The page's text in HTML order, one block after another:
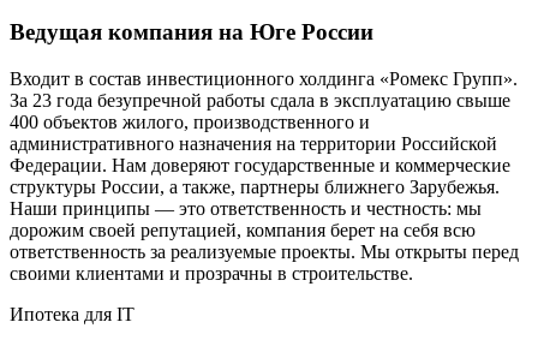
Ведущая компания на Юге России
Входит в состав инвестиционного холдинга «Ромекс Групп».
За 23 года безупречной работы сдала в эксплуатацию свыше
400 объектов жилого, производственного и
административного назначения на территории Российской
Федерации. Нам доверяют государственные и коммерческие
структуры России, а также, партнеры ближнего Зарубежья.
Наши принципы — это ответственность и честность: мы
дорожим своей репутацией, компания берет на себя всю
ответственность за реализуемые проекты. Мы открыты перед
своими клиентами и прозрачны в строительстве.
Ипотека для IT